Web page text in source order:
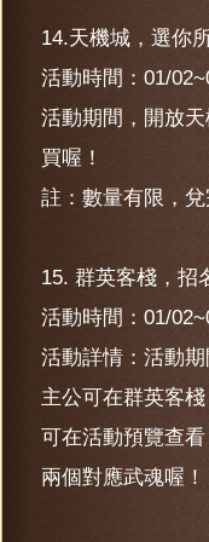
14.天機城，選你
活動時間：01/
活動期間，開放
買喔！
註：數量有限，兌
15. 群英客棧，招
活動時間：01/
活動詳情：活動期
主公可在群英客
可在活動預覽查
兩個對應武魂喔！